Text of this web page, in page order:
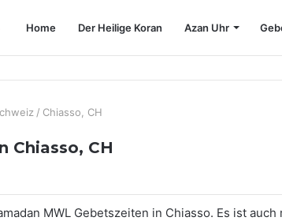
Home Der Heilige Koran Azan Uhr
/ Chiasso, CH
Chiasso, CH
MWL Gebetszeiten in Chiasso. Es ist auch